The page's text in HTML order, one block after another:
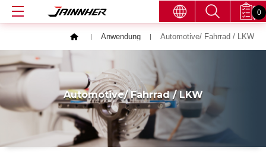
0
Anwendung Automotive/ Fahrrad / LKW
Automotive/ Fahrrad / LKW